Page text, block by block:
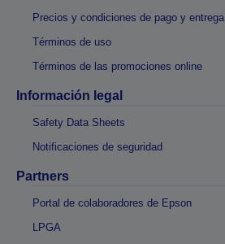
Precios y condiciones de pago y entrega
Términos de uso
Términos de las promociones online
Información legal
Safety Data Sheets
Notificaciones de seguridad
Partners
Portal de colaboradores de Epson
LPGA